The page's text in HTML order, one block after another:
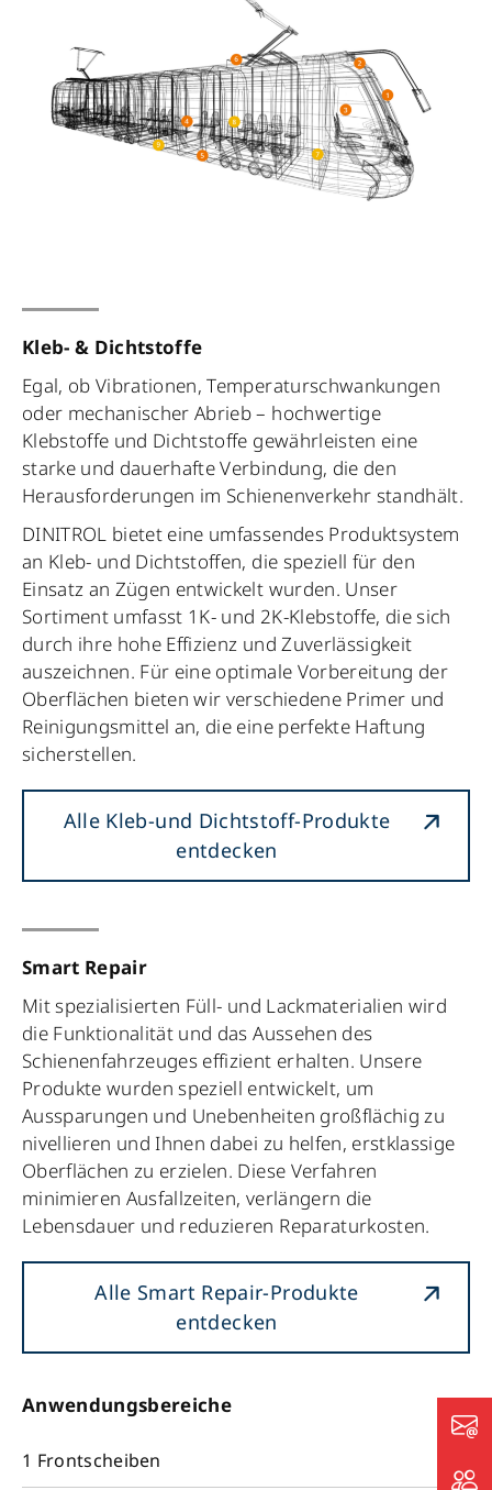
Kleb- & Dichtstoffe
Egal, ob Vibrationen, Temperaturschwankungen
oder mechanischer Abrieb – hochwertige
Klebstoffe und Dichtstoffe gewährleisten eine
starke und dauerhafte Verbindung, die den
Herausforderungen im Schienenverkehr standhält.
DINITROL bietet eine umfassendes Produktsystem
an Kleb- und Dichtstoffen, die speziell für den
Einsatz an Zügen entwickelt wurden. Unser
Sortiment umfasst 1K- und 2K-Klebstoffe, die sich
durch ihre hohe Effizienz und Zuverlässigkeit
auszeichnen. Für eine optimale Vorbereitung der
Oberflächen bieten wir verschiedene Primer und
Reinigungsmittel an, die eine perfekte Haftung
sicherstellen.
Alle Kleb-und Dichtstoff-Produkte
entdecken
Smart Repair
Mit spezialisierten Füll- und Lackmaterialien wird
die Funktionalität und das Aussehen des
Schienenfahrzeuges effizient erhalten. Unsere
Produkte wurden speziell entwickelt, um
Aussparungen und Unebenheiten großflächig zu
nivellieren und Ihnen dabei zu helfen, erstklassige
Oberflächen zu erzielen. Diese Verfahren
minimieren Ausfallzeiten, verlängern die
Lebensdauer und reduzieren Reparaturkosten.
Alle Smart Repair-Produkte
entdecken
Anwendungsbereiche
1 Frontscheiben